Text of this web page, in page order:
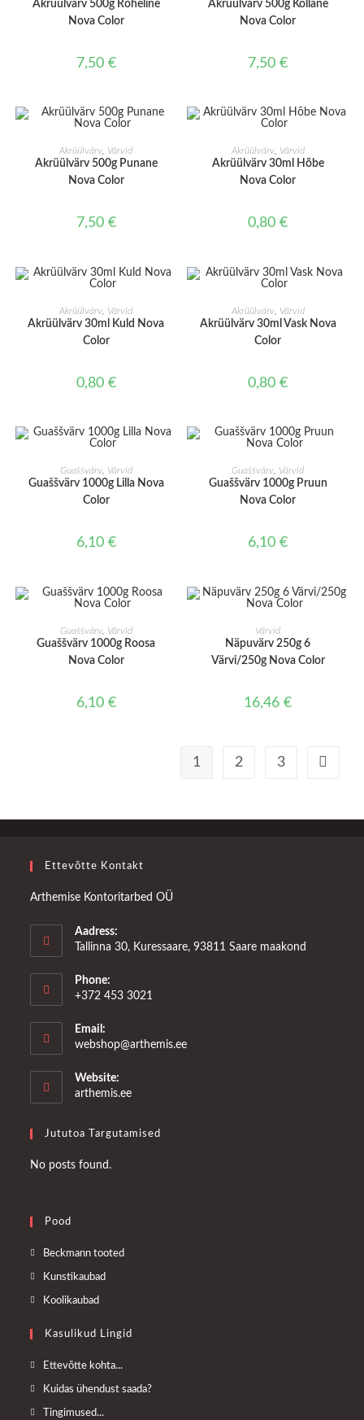
Akrüülvärv 500g Roheline
Nova Color
7,50 €
Akrüülvärv 500g Kollane
Nova Color
7,50€
LISA KORVI
Akrüülvärv Värvid
Akrüülvärv 500g Punane
Nova Color
7,50 €
LISA KORVI
Akrüülvärv, Värvid
Akrüülvärv 30ml Hõbe
Nova Color
0,80€
LISA KORVI
Akrüülvärv Värvid
Akrüülvärv 30ml Kuld Nova
Color
0,80 €
LISA KORVI
Akrüülvärv, Värvid
Akrüülvärv 30ml Vask Nova
Color
0,80€
LISA KORVI
Guaššvärv, Värvid
Guaššvärv 1000g Lilla Nova
Color
6,10 €
LISA KORVI
Guaššvärv Värvid
Guaššvärv 1000g Pruun
Nova Color
6,10€
LISA KORVI
Guaššvärv, Värvid
Guaššvärv 1000g Roosa
Nova Color
6,10 €
LISA KORVI
Värvid
Näpuvärv 250g 6
Värvi/250g Nova Color
16,46€
1 2 3
Ettevõtte Kontakt
Arthemise Kontoritarbed OÜ
Aadress:
Tallinna 30, Kuressaare, 93811 Saare maakond
Phone:
+372 453 3021
Email:
webshop@arthemis.eeOpens
Website:
arthemis.ee
Jututoa Targutamised
No posts found.
Pood
Beckmann tooted
tab
Kunstikaubad
new
Koolikaubad
a
new
Kasulikud Lingid
Ettevõtte kohta...Opens
in
Kuidas ühendust saada?Opens
Tingimused...Opens